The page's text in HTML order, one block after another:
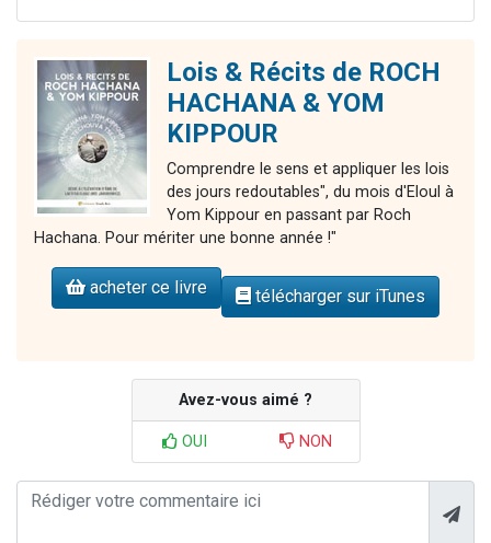
Lois & Récits de ROCH
HACHANA & YOM
KIPPOUR
Comprendre le sens et appliquer les lois
des jours redoutables", du mois d'Eloul à
Yom Kippour en passant par Roch
Hachana. Pour mériter une bonne année !"
acheter ce livre télécharger sur iTunes
Avez-vous aimé ?
OUI NON